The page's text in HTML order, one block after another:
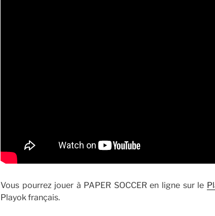
Vous pourrez jouer à PAPER SOCCER en ligne sur le
Playok français.